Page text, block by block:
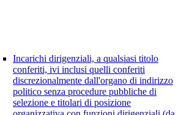
Incarichi dirigenziali, a qualsiasi titolo
conferiti, ivi inclusi quelli conferiti
discrezionalmente dall'organo di indirizzo
politico senza procedure pubbliche di
selezione e titolari di posizione